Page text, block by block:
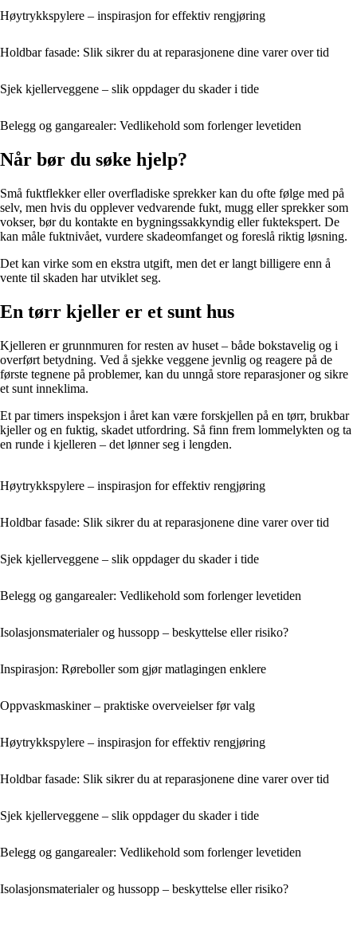
Høytrykkspylere – inspirasjon for effektiv rengjøring
Holdbar fasade: Slik sikrer du at reparasjonene dine varer over tid
Sjek kjellerveggene – slik oppdager du skader i tide
Belegg og gangarealer: Vedlikehold som forlenger levetiden
Når bør du søke hjelp?
Små fuktflekker eller overfladiske sprekker kan du ofte følge med på
selv, men hvis du opplever vedvarende fukt, mugg eller sprekker som
vokser, bør du kontakte en bygningssakkyndig eller fuktekspert. De
kan måle fuktnivået, vurdere skadeomfanget og foreslå riktig løsning.
Det kan virke som en ekstra utgift, men det er langt billigere enn å
vente til skaden har utviklet seg.
En tørr kjeller er et sunt hus
Kjelleren er grunnmuren for resten av huset – både bokstavelig og i
overført betydning. Ved å sjekke veggene jevnlig og reagere på de
første tegnene på problemer, kan du unngå store reparasjoner og sikre
et sunt inneklima.
Et par timers inspeksjon i året kan være forskjellen på en tørr, brukbar
kjeller og en fuktig, skadet utfordring. Så finn frem lommelykten og ta
en runde i kjelleren – det lønner seg i lengden.
Høytrykkspylere – inspirasjon for effektiv rengjøring
Holdbar fasade: Slik sikrer du at reparasjonene dine varer over tid
Sjek kjellerveggene – slik oppdager du skader i tide
Belegg og gangarealer: Vedlikehold som forlenger levetiden
Isolasjonsmaterialer og hussopp – beskyttelse eller risiko?
Inspirasjon: Røreboller som gjør matlagingen enklere
Oppvaskmaskiner – praktiske overveielser før valg
Høytrykkspylere – inspirasjon for effektiv rengjøring
Holdbar fasade: Slik sikrer du at reparasjonene dine varer over tid
Sjek kjellerveggene – slik oppdager du skader i tide
Belegg og gangarealer: Vedlikehold som forlenger levetiden
Isolasjonsmaterialer og hussopp – beskyttelse eller risiko?